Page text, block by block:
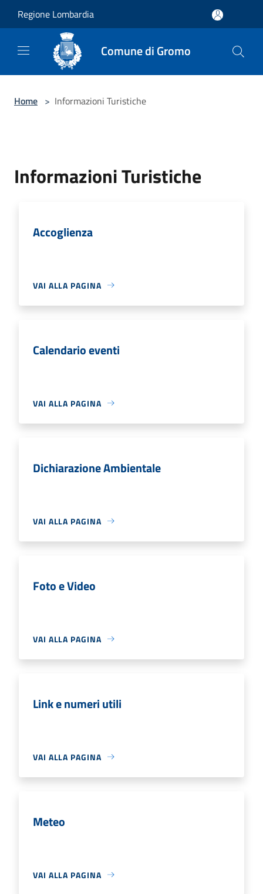
Regione Lombardia
Comune di Gromo
Home > Informazioni Turistiche
Informazioni Turistiche
Accoglienza
VAI ALLA PAGINA
Calendario eventi
VAI ALLA PAGINA
Dichiarazione Ambientale
VAI ALLA PAGINA
Foto e Video
VAI ALLA PAGINA
Link e numeri utili
VAI ALLA PAGINA
Meteo
VAI ALLA PAGINA